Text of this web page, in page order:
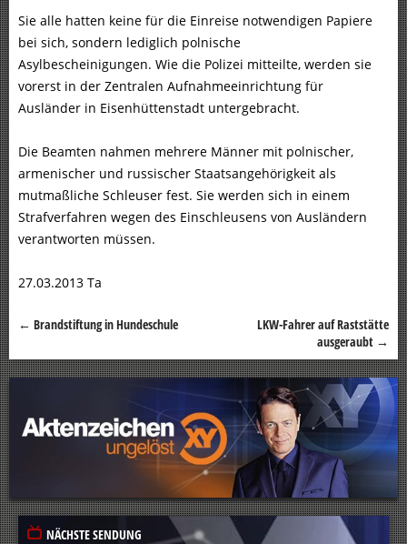
Sie alle hatten keine für die Einreise notwendigen Papiere
bei sich, sondern lediglich polnische
Asylbescheinigungen. Wie die Polizei mitteilte, werden sie
vorerst in der Zentralen Aufnahmeeinrichtung für
Ausländer in Eisenhüttenstadt untergebracht.
Die Beamten nahmen mehrere Männer mit polnischer,
armenischer und russischer Staatsangehörigkeit als
mutmaßliche Schleuser fest. Sie werden sich in einem
Strafverfahren wegen des Einschleusens von Ausländern
verantworten müssen.
27.03.2013 Ta
Beitragsnavigation
← Brandstiftung in Hundeschule
LKW-Fahrer auf Raststätte
ausgeraubt →
NÄCHSTE SENDUNG